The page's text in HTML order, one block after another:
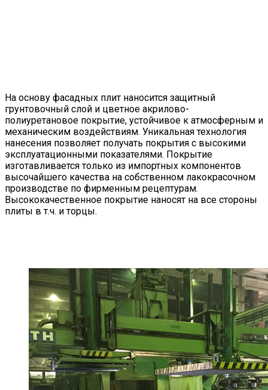
На основу фасадных плит наносится защитный
грунтовочный слой и цветное акрилово-
полиуретановое покрытие, устойчивое к атмосферным и
механическим воздействиям. Уникальная технология
нанесения позволяет получать покрытия с высокими
эксплуатационными показателями. Покрытие
изготавливается только из импортных компонентов
высочайшего качества на собственном лакокрасочном
производстве по фирменным рецептурам.
Высококачественное покрытие наносят на все стороны
плиты в т.ч. и торцы.